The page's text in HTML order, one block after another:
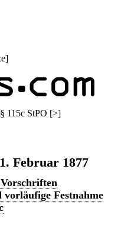
]
§ 115c StPO [>]
Februar 1877
Festnahme